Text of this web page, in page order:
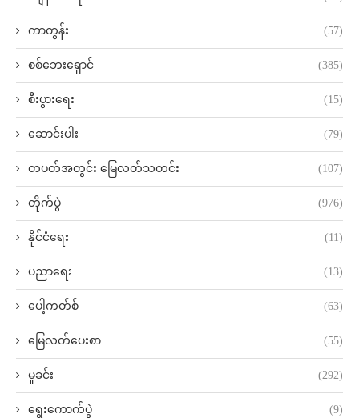
ကာတွန်း (57)
စစ်ဘေးရှောင် (385)
စီးပွားရေး (15)
ဆောင်းပါး (79)
တပတ်အတွင်း မြေလတ်သတင်း (107)
တိုက်ပွဲ (976)
နိုင်ငံရေး (11)
ပညာရေး (13)
ပေါ့ကတ်စ် (63)
မြေလတ်ပေးစာ (55)
မှုခင်း (292)
ရွေးကောက်ပွဲ (9)